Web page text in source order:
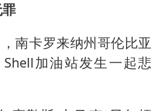
南卡罗来纳州哥伦比亚
加油站发生一起悲